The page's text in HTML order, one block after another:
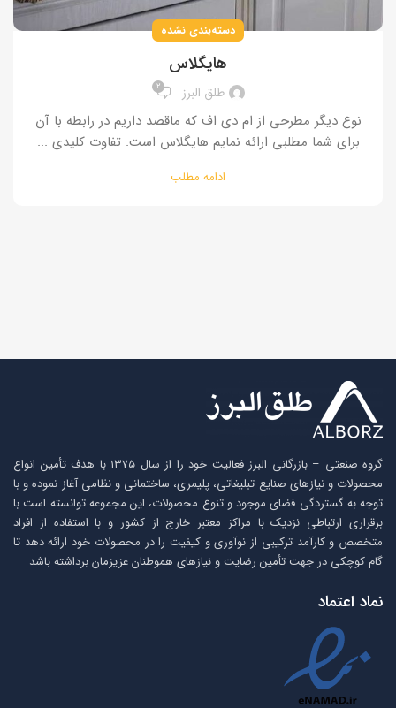
دسته‌بندی نشده
هایگلاس
طلق البرز ۲
نوع دیگر مطرحی از ام دی اف که ماقصد داریم در رابطه با آن
برای شما مطلبی ارائه نمایم هایگلاس است. تفاوت کلیدی ...
ادامه مطلب
گروه صنعتی – بازرگانی البرز فعالیت خود را از سال ۱۳۷۵ با هدف تأمین انواع
محصولات و نیازهای صنایع تبلیغاتی، پلیمری، ساختمانی و نظامی آغاز نموده و با
توجه به گستردگی فضای موجود و تنوع محصولات، این مجموعه توانسته است با
برقراری ارتباطی نزدیک با مراکز معتبر خارج از کشور و با استفاده از افراد
متخصص و کارآمد ترکیبی از نوآوری و کیفیت را در محصولات خود ارائه دهد تا
گام کوچکی در جهت تأمین رضایت و نیازهای هموطنان عزیزمان برداشته باشد
نماد اعتماد